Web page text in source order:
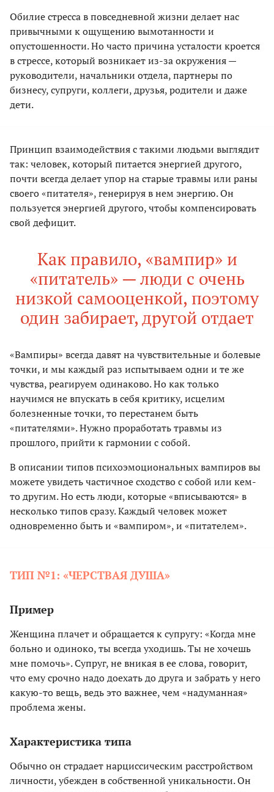
Обилие стресса в повседневной жизни делает нас
привычными к ощущению вымотанности и
опустошенности. Но часто причина усталости кроется
в стрессе, который возникает из-за окружения —
руководители, начальники отдела, партнеры по
бизнесу, супруги, коллеги, друзья, родители и даже
дети.
Принцип взаимодействия с такими людьми выглядит
так: человек, который питается энергией другого,
почти всегда делает упор на старые травмы или раны
своего «питателя», генерируя в нем энергию. Он
пользуется энергией другого, чтобы компенсировать
свой дефицит.
Как правило, «вампир» и
«питатель» — люди с очень
низкой самооценкой, поэтому
один забирает, другой отдает
«Вампиры» всегда давят на чувствительные и болевые
точки, и мы каждый раз испытываем одни и те же
чувства, реагируем одинаково. Но как только
научимся не впускать в себя критику, исцелим
болезненные точки, то перестанем быть
«питателями». Нужно проработать травмы из
прошлого, прийти к гармонии с собой.
В описании типов психоэмоциональных вампиров вы
можете увидеть частичное сходство с собой или кем-
то другим. Но есть люди, которые «вписываются» в
несколько типов сразу. Каждый человек может
одновременно быть и «вампиром», и «питателем».
ТИП №1: «ЧЕРСТВАЯ ДУША»
Пример
Женщина плачет и обращается к супругу: «Когда мне
больно и одиноко, ты всегда уходишь. Ты не хочешь
мне помочь». Супруг, не вникая в ее слова, говорит,
что ему срочно надо доехать до друга и забрать у него
какую-то вещь, ведь это важнее, чем «надуманная»
проблема жены.
Характеристика типа
Обычно он страдает нарциссическим расстройством
личности, убежден в собственной уникальности. Он